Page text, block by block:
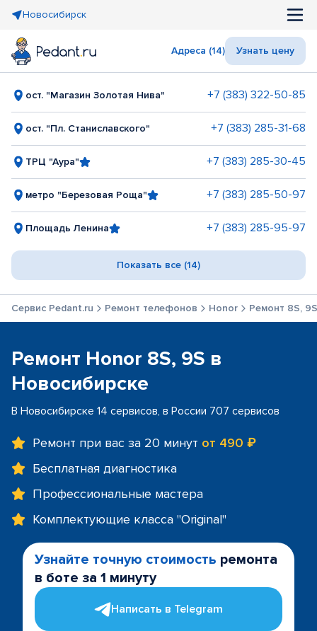
Новосибирск
Адреса (14) Узнать цену
ост. "Магазин Золотая Нива" +7 (383) 322-50-85
ост. "Пл. Станиславского" +7 (383) 285-31-68
ТРЦ "Аура" +7 (383) 285-30-45
метро "Березовая Роща" +7 (383) 285-50-97
Площадь Ленина +7 (383) 285-95-97
Показать все (14)
Сервис Pedant.ru Ремонт телефонов Honor Ремонт 8S, 9S
Ремонт Honor 8S, 9S в
Новосибирске
В Новосибирске 14 сервисов, в России 707 сервисов
Ремонт при вас за 20 минут от 490 ₽
Бесплатная диагностика
Профессиональные мастера
Комплектующие класса "Original"
Узнайте точную стоимость ремонта
в боте за 1 минуту
Написать в Telegram